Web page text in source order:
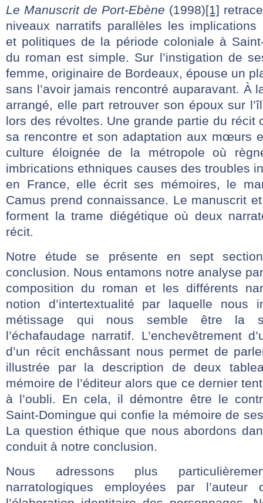
Le Manuscrit de Port-Ebène (1998)[1]
niveaux narratifs parallèles les implications
et politiques de la période coloniale à
du roman est simple. Sur l’instigation de
femme, originaire de Bordeaux, épouse un
sans l’avoir jamais rencontré auparavant. À
arrangé, elle part retrouver son époux sur
lors des révoltes. Une grande partie du récit
sa rencontre et son adaptation aux mœurs
culture éloignée de la métropole où
imbrications ethniques causes des troubles
en France, elle écrit ses mémoires, le
Camus prend connaissance. Le manuscrit
forment la trame diégétique où deux
récit.
Notre étude se présente en sept
conclusion. Nous entamons notre analyse
composition du roman et les différents
notion d’intertextualité par laquelle nous
métissage qui nous semble être la
l’échafaudage narratif. L’enchevêtrement
d’un récit enchâssant nous permet de
illustrée par la description de deux
mémoire de l’éditeur alors que ce dernier
à l’oubli. En cela, il démontre être le
Saint-Domingue qui confie la mémoire de
La question éthique que nous abordons
conduit à notre conclusion.
Nous adressons plus
narratologiques employées par l’auteur